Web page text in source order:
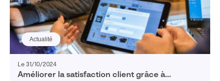
Actualité
Le 31/10/2024
Améliorer la satisfaction client grâce à